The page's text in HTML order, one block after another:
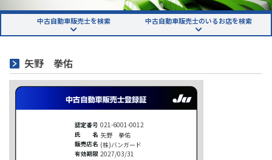
中古自動車販売士を検索 中古自動車販売士のいるお店を検索
矢野 拳佑
021-6001-0012
矢野 拳佑
(株)バンガード
2027/03/31